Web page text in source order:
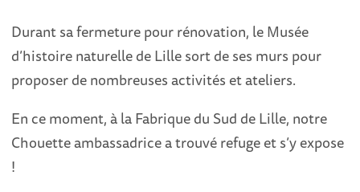
Durant sa fermeture pour rénovation, le Musée
d’histoire naturelle de Lille sort de ses murs pour
proposer de nombreuses activités et ateliers.
En ce moment, à la Fabrique du Sud de Lille, notre
Chouette ambassadrice a trouvé refuge et s’y expose
!